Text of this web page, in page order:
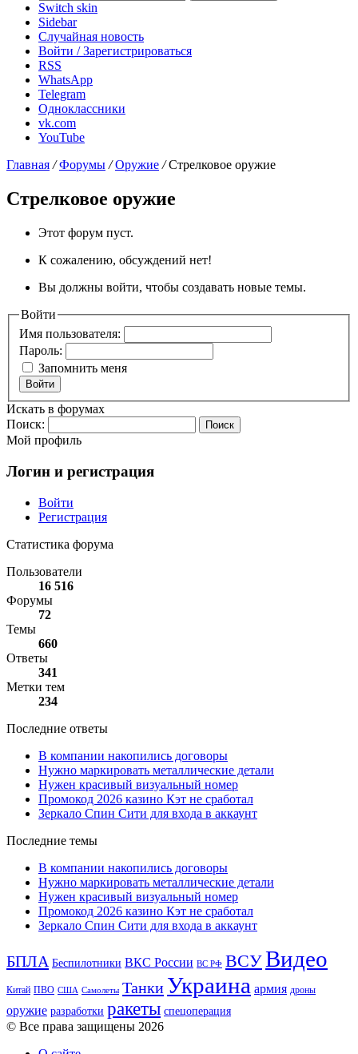
Switch skin
Sidebar
Случайная новость
Войти / Зарегистрироваться
RSS
WhatsApp
Telegram
Одноклассники
vk.com
YouTube
Главная / Форумы / Оружие / Стрелковое оружие
Стрелковое оружие
Этот форум пуст.
К сожалению, обсуждений нет!
Вы должны войти, чтобы создавать новые темы.
Войти
Имя пользователя:
Пароль:
Запомнить меня
Войти
Искать в форумах
Поиск:
Мой профиль
Логин и регистрация
Войти
Регистрация
Статистика форума
Пользователи
16 516
Форумы
72
Темы
660
Ответы
341
Метки тем
234
Последние ответы
В компании накопились договоры
Нужно маркировать металлические детали
Нужен красивый визуальный номер
Промокод 2026 казино Кэт не сработал
Зеркало Спин Сити для входа в аккаунт
Последние темы
В компании накопились договоры
Нужно маркировать металлические детали
Нужен красивый визуальный номер
Промокод 2026 казино Кэт не сработал
Зеркало Спин Сити для входа в аккаунт
БПЛА Беспилотники ВКС России ВС РФ ВСУВидео
Китай ПВО США Самолеты Танки Украина армия дроны
оружие разработки ракеты спецоперация
© Все права защищены 2026